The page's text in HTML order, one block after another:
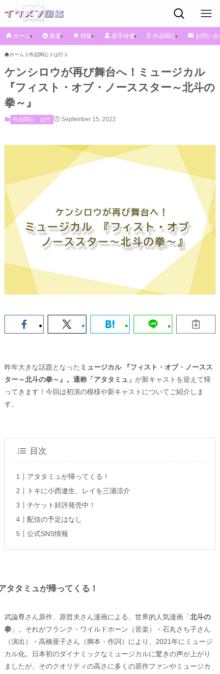
ホーム 新着 特集 若手俳優 作品関心 お問い
ホーム 作品関心 は行
ケンシロウが再び舞台へ！ミュージカル
『フィスト・オブ・ノーススター～北斗の
拳～』
作品関心 は行 September 15, 2022
昨年大きな話題となった ミュージカル 『フィスト・オブ・ノースス
ター～北斗の拳～』。通称「アタタミュ」 が新キャストを迎えて帰
ってきます！今回は初演の模様や新キャストについてご紹介しま
す。
目次
アタタミュが帰ってくる！
トキに小西遼生、レイを三浦涼介
チケット好評発売中！
配信の予定はなし
公式SNS情報
タタミュが帰ってくる！
武論尊さん原作、原哲夫さん漫画による、世界的人気漫画「 北斗の
拳」。それがフランク・ワイルドホーン（音楽）・石丸さち子さん
（演出）・高橋亜子さん（脚本・作詞）により、2021年にミュージ
カル化。日本初のダイナミックなミュージカルに驚きの声が上がり
ましたが、そのクオリティの高さに多くの原作ファンやミュージカ